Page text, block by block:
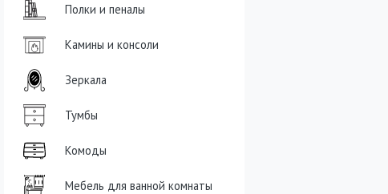
Полки и пеналы
Камины и консоли
Зеркала
Тумбы
Комоды
Мебель для ванной комнаты